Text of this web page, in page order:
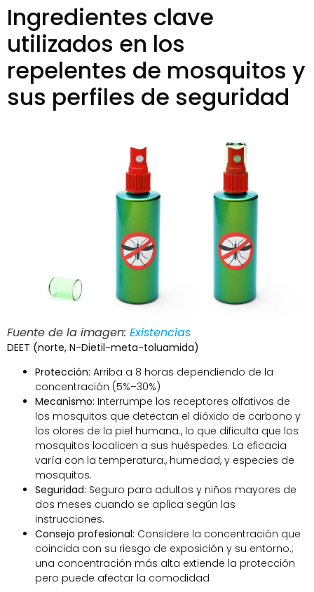
Ingredientes clave
utilizados en los
repelentes de mosquitos y
sus perfiles de seguridad
Fuente de la imagen: Existencias
DEET (norte, N-Dietil-meta-toluamida)
Protección: Arriba a 8 horas dependiendo de la
concentración (5%–30%)
Mecanismo: Interrumpe los receptores olfativos de
los mosquitos que detectan el dióxido de carbono y
los olores de la piel humana., lo que dificulta que los
mosquitos localicen a sus huéspedes. La eficacia
varía con la temperatura., humedad, y especies de
mosquitos.
Seguridad: Seguro para adultos y niños mayores de
dos meses cuando se aplica según las
instrucciones.
Consejo profesional: Considere la concentración que
coincida con su riesgo de exposición y su entorno.;
una concentración más alta extiende la protección
pero puede afectar la comodidad